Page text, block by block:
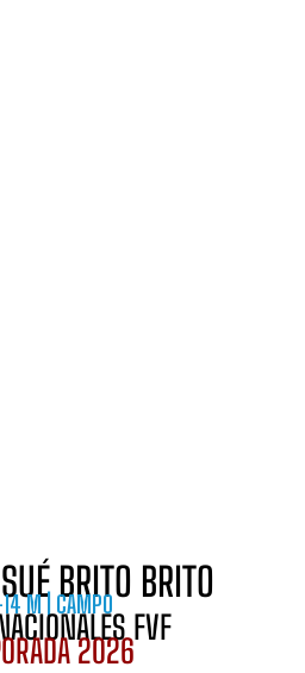
BRITO BRITO
M | CAMPO
FVF
2026